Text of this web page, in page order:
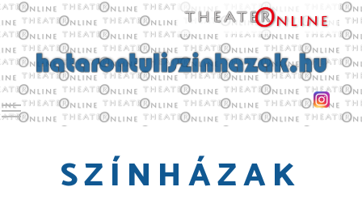
Toggle main menu visibility
SZÍNHÁZAK